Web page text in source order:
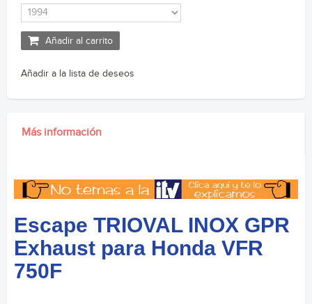
Añadir al carrito
Añadir a la lista de deseos
Más información
Escape TRIOVAL INOX GPR
Exhaust para Honda VFR
750F